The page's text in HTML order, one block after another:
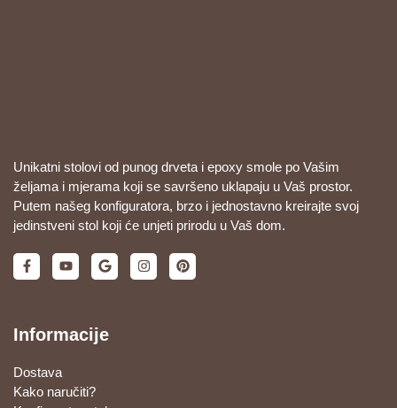
Unikatni stolovi od punog drveta i epoxy smole po Vašim
željama i mjerama koji se savršeno uklapaju u Vaš prostor.
Putem našeg konfiguratora, brzo i jednostavno kreirajte svoj
jedinstveni stol koji će unjeti prirodu u Vaš dom.
Informacije
Dostava
Kako naručiti?